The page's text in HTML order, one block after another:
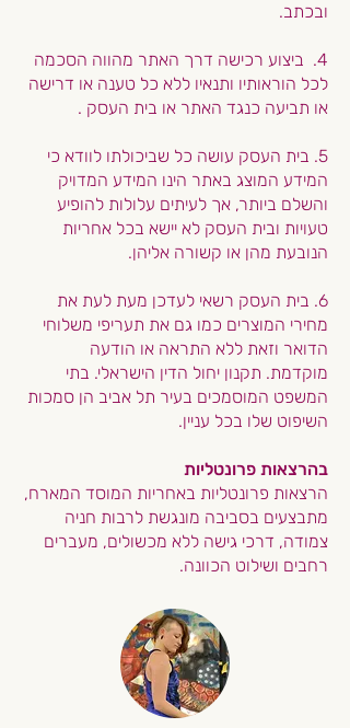
ובכתב.
4. ביצוע
רכישה דרך האתר מהווה הסכמה
לכל הוראותיו ותנאיו ללא כל טענה או דרישה
או תביעה כנגד האתר או בית העסק .
5. בית העסק עושה כל שביכולתו לוודא כי
המידע המוצג באתר הינו המידע המדויק
והשלם ביותר, אך לעיתים עלולות להופיע
טעויות ובית העסק לא יישא בכל אחריות
הנובעת מהן או קשורה אליהן.
6. בית העסק רשאי לעדכן מעת לעת את
מחירי המוצרים כמו גם את תעריפי משלוחי
הדואר וזאת ללא התראה או הודעה
מוקדמת. תקנון יחול הדין הישראלי. בתי
המשפט המוסמכים בעיר תל אביב הן סמכות
השיפוט שלו בכל עניין.
בהרצאות פרונטליות
הרצאות פרונטליות באחריות המוסד המארח,
מתבצעים בסביבה מונגשת לרבות חניה
צמודה, דרכי גישה ללא מכשולים, מעברים
רחבים ושילוט הכוונה.